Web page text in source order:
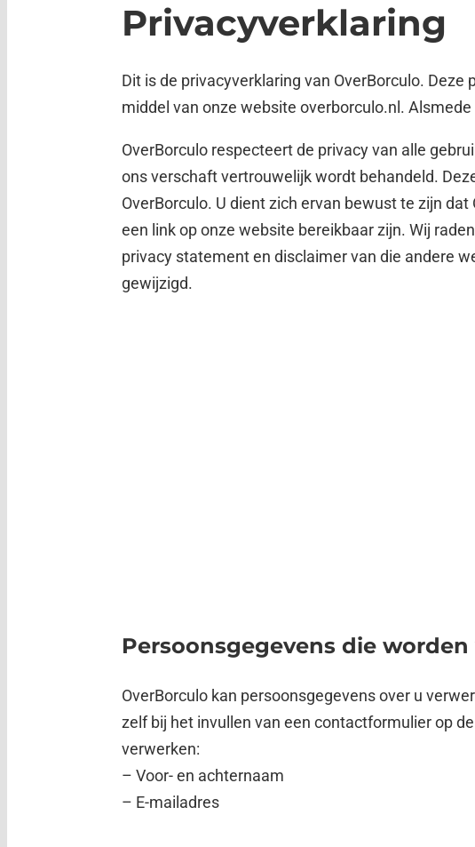
Privacyverklaring
Dit is de privacyverklaring van OverBorculo.
middel van onze website overborculo.nl.
OverBorculo respecteert de privacy van alle
ons verschaft vertrouwelijk wordt behandeld.
OverBorculo. U dient zich ervan bewust te zijn
een link op onze website bereikbaar zijn. Wij
privacy statement en disclaimer van die andere
gewijzigd.
Persoonsgegevens die
OverBorculo kan persoonsgegevens over u
zelf bij het invullen van een contactformulier op
verwerken:
– Voor- en achternaam
– E-mailadres